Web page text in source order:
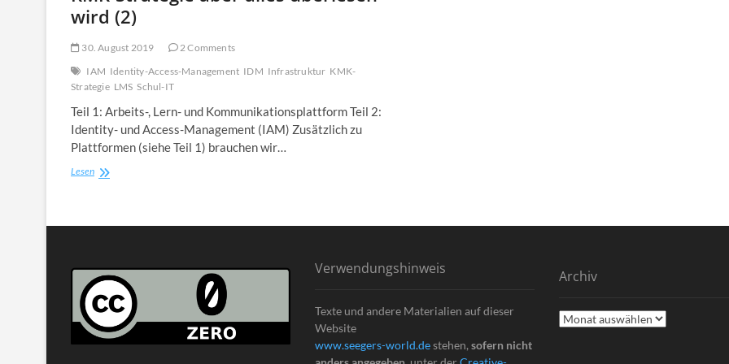
wird (2)
30. August 2019
2 Comments
IAM Identity-Access-Management IDM Infrastruktur KMK-
Strategie LMS Schul-IT
Teil 1: Arbeits-, Lern- und Kommunikationsplattform Teil 2:
Identity- und Access-Management (IAM) Zusätzlich zu
Plattformen (siehe Teil 1) brauchen wir…
LesenSchulen
Präsentationstechnik
in
der
KMK-
Strategie
aber
alles
Verwendungshinweis
Texte und andere Materialien auf dieser
Website
www.seegers-world.destehen, sofern nicht
Archiv
Archiv